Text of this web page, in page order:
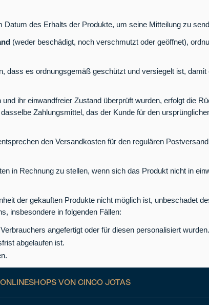
Datum des Erhalts der Produkte, um seine Mitteilung zu
(weder beschädigt, noch verschmutzt oder geöffnet),
dass es ordnungsgemäß geschützt und versiegelt ist, damit
ihr einwandfreier Zustand überprüft wurden, erfolgt die
Zahlungsmittel, das der Kunde für den
den Versandkosten für den regulären
in Rechnung zu stellen, wenn sich das Produkt nicht in
der gekauften Produkte nicht möglich ist, unbeschadet
insbesondere in folgenden Fällen:
angefertigt oder für diesen personalisiert wurden.
abgelaufen ist.
VON CINCO JOTAS